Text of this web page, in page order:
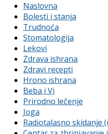
Naslovna
Bolesti i stanja
Trudnoća
Stomatologija
Lekovi
Zdrava ishrana
Zdravi recepti
Hrono ishrana
Beba i Vi
Prirodno lečenje
Joga
Radiotalasno skidanje